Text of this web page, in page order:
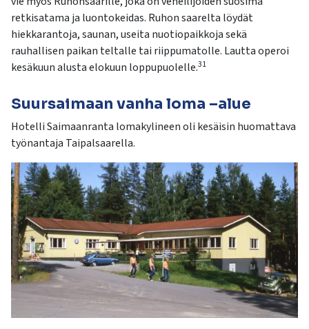
retkisatama ja luontokeidas. Ruhon saarelta löydät
hiekkarantoja, saunan, useita nuotiopaikkoja sekä
rauhallisen paikan teltalle tai riippumatolle. Lautta operoi
kesäkuun alusta elokuun loppupuolelle.31
Suursaimaan vanha loma –alue
Hotelli Saimaanranta lomakylineen oli kesäisin huomattava
työnantaja Taipalsaarella.